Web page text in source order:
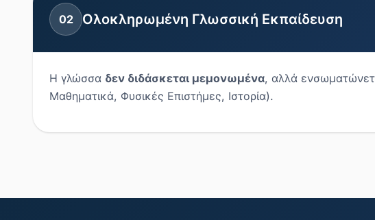
02 Ολοκληρωμένη Γλωσσική Εκπαίδευση
Η γλώσσα δεν διδάσκεται μεμονωμένα, αλλά
Μαθηματικά, Φυσικές Επιστήμες, Ιστορία).